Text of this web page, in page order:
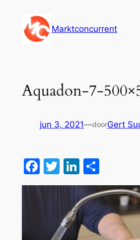
Marktconcurrent
Aquadon-7-
jun 3, 2021—doorGert
Facebook
Twitter
LinkedIn
Delen